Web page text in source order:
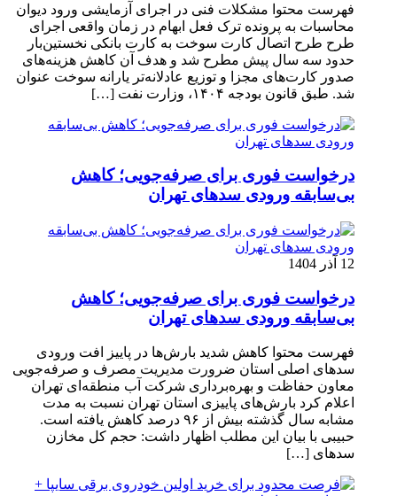
فهرست محتوا مشکلات فنی در اجرای آزمایشی ورود دیوان
محاسبات به پرونده ترک فعل ابهام در زمان واقعی اجرای
طرح طرح اتصال کارت سوخت به کارت بانکی نخستین‌بار
حدود سه سال پیش مطرح شد و هدف آن کاهش هزینه‌های
صدور کارت‌های مجزا و توزیع عادلانه‌تر یارانه سوخت عنوان
شد. طبق قانون بودجه ۱۴۰۴، وزارت نفت […]
درخواست فوری برای صرفه‌جویی؛ کاهش
بی‌سابقه ورودی سدهای تهران
12 آذر 1404
درخواست فوری برای صرفه‌جویی؛ کاهش
بی‌سابقه ورودی سدهای تهران
فهرست محتوا کاهش شدید بارش‌ها در پاییز افت ورودی
سدهای اصلی استان ضرورت مدیریت مصرف و صرفه‌جویی
معاون حفاظت و بهره‌برداری شرکت آب منطقه‌ای تهران
اعلام کرد بارش‌های پاییزی استان تهران نسبت به مدت
مشابه سال گذشته بیش از ۹۶ درصد کاهش یافته است.
حبیبی با بیان این مطلب اظهار داشت: حجم کل مخازن
سدهای […]